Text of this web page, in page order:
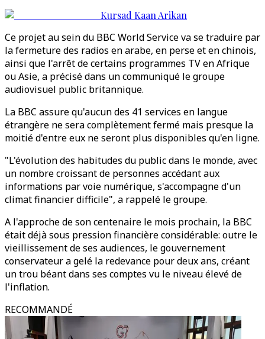
Kursad Kaan Arikan
Ce projet au sein du BBC World Service va se traduire par
la fermeture des radios en arabe, en perse et en chinois,
ainsi que l'arrêt de certains programmes TV en Afrique
ou Asie, a précisé dans un communiqué le groupe
audiovisuel public britannique.
La BBC assure qu'aucun des 41 services en langue
étrangère ne sera complètement fermé mais presque la
moitié d'entre eux ne seront plus disponibles qu'en ligne.
"L'évolution des habitudes du public dans le monde, avec
un nombre croissant de personnes accédant aux
informations par voie numérique, s'accompagne d'un
climat financier difficile", a rappelé le groupe.
A l'approche de son centenaire le mois prochain, la BBC
était déjà sous pression financière considérable: outre le
vieillissement de ses audiences, le gouvernement
conservateur a gelé la redevance pour deux ans, créant
un trou béant dans ses comptes vu le niveau élevé de
l'inflation.
RECOMMANDÉ